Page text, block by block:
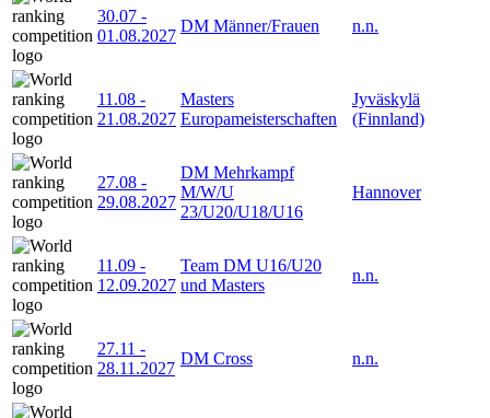
30.07 -
01.08.2027
DM Männer/Frauen n.n.
11.08 -
21.08.2027
Masters
Europameisterschaften
Jyväskylä
(Finnland)
27.08 -
29.08.2027
DM Mehrkampf
M/W/U
23/U20/U18/U16
Hannover
11.09 -
12.09.2027
Team DM U16/U20
und Masters
n.n.
27.11 -
28.11.2027
DM Cross n.n.